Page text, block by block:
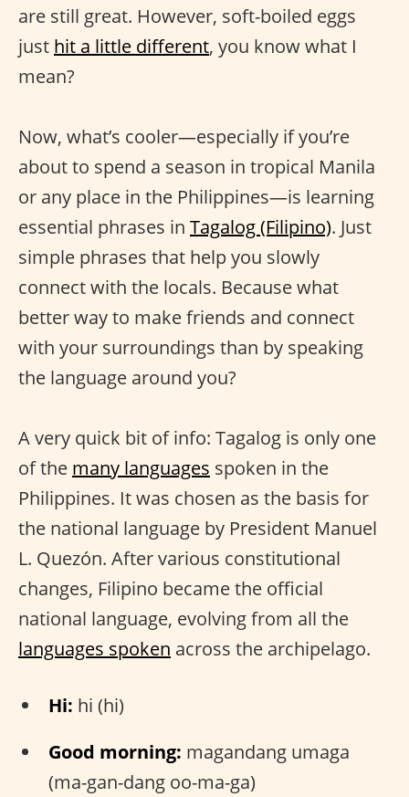
are still great. However, soft-boiled eggs
just hit a little different, you know what I
mean?
Now, what’s cooler—especially if you’re
about to spend a season in tropical Manila
or any place in the Philippines—is learning
essential phrases in Tagalog (Filipino). Just
simple phrases that help you slowly
connect with the locals. Because what
better way to make friends and connect
with your surroundings than by speaking
the language around you?
A very quick bit of info: Tagalog is only one
of the many languages spoken in the
Philippines. It was chosen as the basis for
the national language by President Manuel
L. Quezón. After various constitutional
changes, Filipino became the official
national language, evolving from all the
languages spoken across the archipelago.
Hi: hi (hi)
Good morning: magandang umaga
(ma-gan-dang oo-ma-ga)